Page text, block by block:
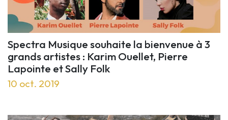
Spectra Musique souhaite la bienvenue à 3
grands artistes : Karim Ouellet, Pierre
Lapointe et Sally Folk
10 oct. 2019